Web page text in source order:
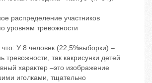
распределение участников
уровням тревожности
У 8 человек (22,5%выборки) –
тревожности, так какрисунки детей
характер –это изображение
иголками, тщательно